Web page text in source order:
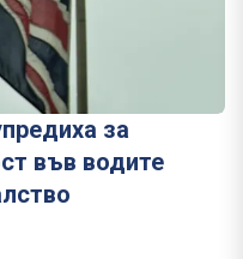
за
във водите